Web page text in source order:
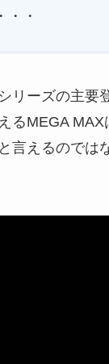
・・
リーズの主要
るMEGA
言えるのでは